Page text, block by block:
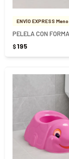
ENVÍO EXPRESS
PELELA CON
$195